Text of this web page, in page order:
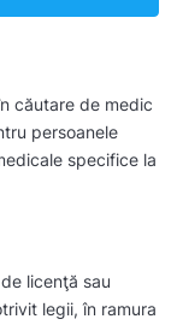
căutare de medic
persoanele
specifice la
licenţă sau
legii, în ramura